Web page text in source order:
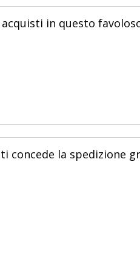
in questo
concede la spedizione